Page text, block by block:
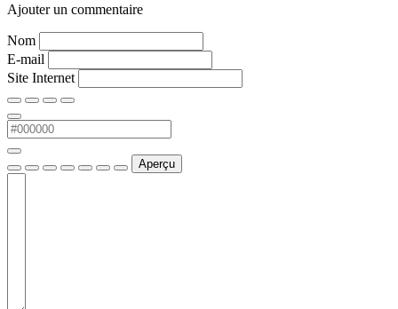
Ajouter un commentaire
Nom
E-mail
Site Internet
Aperçu